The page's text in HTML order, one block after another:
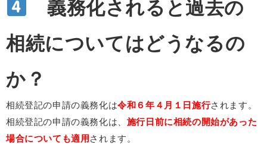
義務化されると過去の
相続についてはどうなるの
か？
相続登記の申請の義務化は令和６年４月１日施行されます。
相続登記の申請の義務化は、 施行日前に相続の開始があった
場合についても適用 されます。